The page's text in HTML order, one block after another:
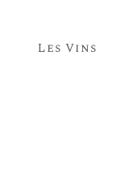
Les Vins